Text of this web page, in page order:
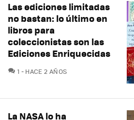
Las ediciones limitadas
no bastan: lo último en
libros para
coleccionistas son las
Ediciones Enriquecidas
1 COMENTARIOS
HACE 2 AÑOS
La NASA lo ha